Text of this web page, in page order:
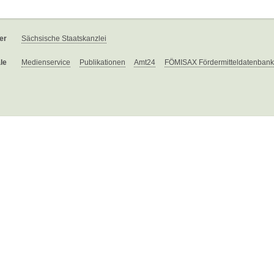
Sächsische Staatskanzlei
Medienservice Publikationen Amt24 FÖMISAX Fördermitteldatenbank